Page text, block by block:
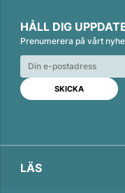
n
k
e
d
n
c
e
b
o
o
k
a
i
l
HÅLL DIG
Prenumerera på vårt
LÄS